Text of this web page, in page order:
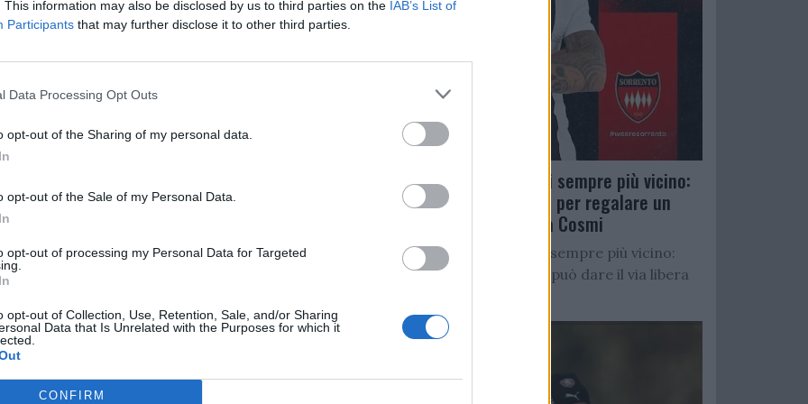
This information may also be disclosed by us to third parties on the IAB’s List of
Participants that may further disclose it to other third parties.
Data Processing Opt Outs
opt-out of the Sharing of my personal data.
opt-out of the Sale of my Personal Data.
opt-out of processing my Personal Data for Targeted
opt-out of Collection, Use, Retention, Sale, and/or Sharing
Data that Is Unrelated with the Purposes for which it
CONFIRM
tra tifosi della Salernitana e allieve
Il maestro Angelo Russo ha
Salernitana, D’Ursi sempre più vicino:
Faggiano accelera per regalare un
altro attaccante a Cosmi
Salernitana, D’Ursi sempre più vicino:
Starita al Sorrento può dare il via libera